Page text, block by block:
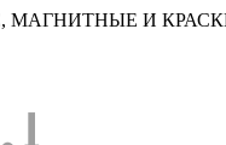
МАГНИТНЫЕ И